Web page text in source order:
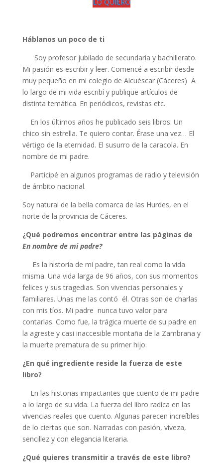
Háblanos un poco de ti
Soy profesor jubilado de secundaria y bachillerato.
Mi pasión es escribir y leer. Comencé a escribir desde
muy pequeño en mi colegio de Alcuéscar (Cáceres) A
lo largo de mi vida escribí y publique artículos de
distinta temática. En periódicos, revistas etc.
En los últimos años he publicado seis libros: Un
chico sin estrella. Te quiero contar. Érase una vez… El
vértigo de la eternidad. El susurro de la caracola. En
nombre de mi padre.
Participé en algunos programas de radio y televisión
de ámbito nacional.
Soy natural de la bella comarca de las Hurdes, en el
norte de la provincia de Cáceres.
¿Qué podremos encontrar entre las páginas de
En nombre de mi padre?
Es la historia de mi padre, tan real como la vida
misma. Una vida larga de 96 años, con sus momentos
felices y sus tragedias. Son vivencias personales y
familiares. Unas me las contó él. Otras son de charlas
con mis tíos. Mi padre nunca tuvo valor para
contarlas. Como fue, la trágica muerte de su padre en
la agreste y casi inaccesible montaña de la Zambrana y
la muerte prematura de su primer hijo.
¿En qué ingrediente reside la fuerza de este
libro?
En las historias impactantes que cuento de mi padre
a lo largo de su vida. La fuerza del libro radica en las
vivencias reales que cuento. Algunas parecen increíbles
de lo ciertas que son. Narradas con pasión, viveza,
sencillez y con elegancia literaria.
¿Qué quieres transmitir a través de este libro?